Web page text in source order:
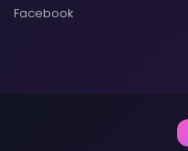
Facebook